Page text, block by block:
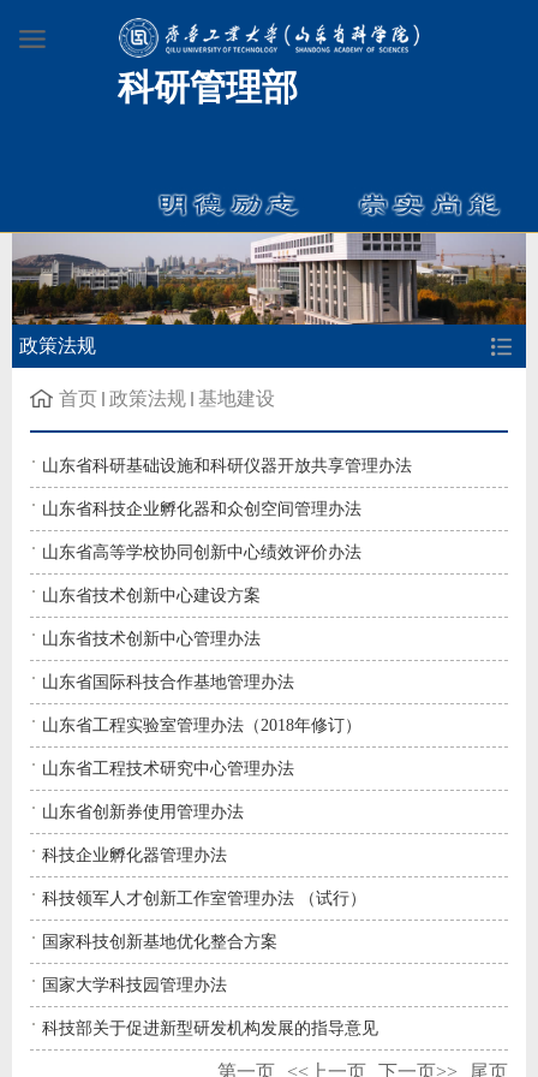
科研管理部
政策法规
首页 政策法规 基地建设
山东省科研基础设施和科研仪器开放共享管理办法
山东省科技企业孵化器和众创空间管理办法
山东省高等学校协同创新中心绩效评价办法
山东省技术创新中心建设方案
山东省技术创新中心管理办法
山东省国际科技合作基地管理办法
山东省工程实验室管理办法（2018年修订）
山东省工程技术研究中心管理办法
山东省创新券使用管理办法
科技企业孵化器管理办法
科技领军人才创新工作室管理办法 （试行）
国家科技创新基地优化整合方案
国家大学科技园管理办法
科技部关于促进新型研发机构发展的指导意见
第一页 <<上一页 下一页>> 尾页